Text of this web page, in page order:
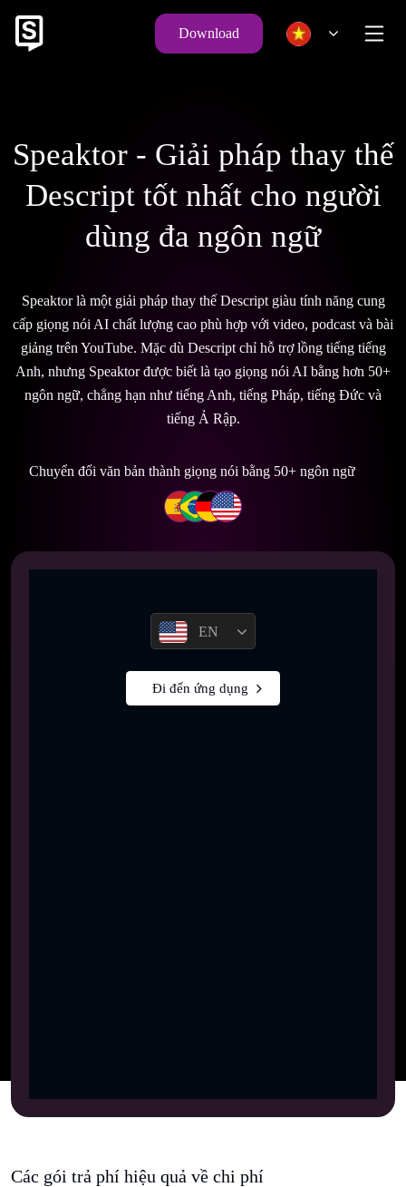
Download
Speaktor - Giải pháp thay thế
Descript tốt nhất cho người
dùng đa ngôn ngữ
Speaktor là một giải pháp thay thế Descript giàu tính năng cung
cấp giọng nói AI chất lượng cao phù hợp với video, podcast và bài
giảng trên YouTube. Mặc dù Descript chỉ hỗ trợ lồng tiếng tiếng
Anh, nhưng Speaktor được biết là tạo giọng nói AI bằng hơn 50+
ngôn ngữ, chẳng hạn như tiếng Anh, tiếng Pháp, tiếng Đức và
tiếng Ả Rập.
Chuyển đổi văn bản thành giọng nói bằng 50+ ngôn ngữ
EN
Đi đến ứng dụng
Các gói trả phí hiệu quả về chi phí